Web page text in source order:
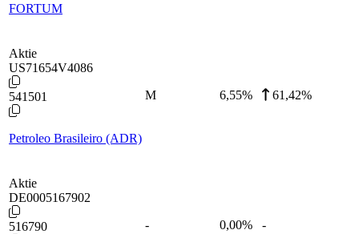
FORTUM
Aktie
US71654V4086
541501
Petroleo Brasileiro (ADR)
M 6,55% 61,42%
Aktie
DE0005167902
516790 - 0,00% -